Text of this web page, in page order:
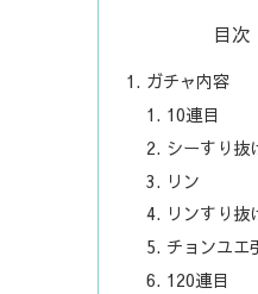
目次
ガチャ内容
10連目
シーすり抜
リン
リンすり抜
チョンユエ
120連目